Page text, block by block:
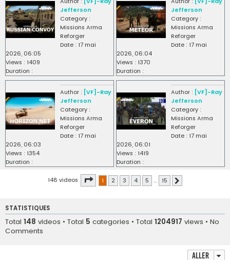
Jefferson
Category :
Missions Arma
Reforger
Date : 17 mai
2026, 06:05
Views : 1409
Duration :
Jefferson
Category :
Missions Arma
Reforger
Date : 17 mai
2026, 06:04
Views : 1370
Duration :
Author : [VF]-Ray
Jefferson
Category :
Missions Arma
Reforger
Date : 17 mai
2026, 06:03
Views : 1354
Duration :
Author : [VF]-Ray
Jefferson
Category :
Missions Arma
Reforger
Date : 17 mai
2026, 06:01
Views : 1419
Duration :
148 videos Page 1sur15
1 2 3 4 5 … 15
STATISTIQUES
Total 148 videos • Total 5 categories • Total 1204917 views • No
Comments
Aller